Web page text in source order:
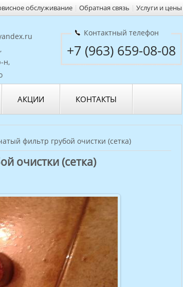
обслуживание | Обратная связь | Услуги и цены
н,
Контактный телефон
+7 (963) 659-08-08
АКЦИИ КОНТАКТЫ
фильтр грубой очистки (сетка)
очистки (сетка)